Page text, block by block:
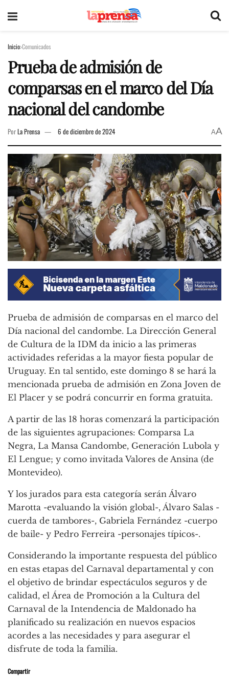
Inicio Comunicados
Prueba de admisión de
comparsas en el marco del Día
nacional del candombe
PorLa Prensa 6 de diciembre de 2024 AA
Prueba de admisión de comparsas en el marco del
Día nacional del candombe. La Dirección General
de Cultura de la IDM da inicio a las primeras
actividades referidas a la mayor fiesta popular de
Uruguay. En tal sentido, este domingo 8 se hará la
mencionada prueba de admisión en Zona Joven de
El Placer y se podrá concurrir en forma gratuita.
A partir de las 18 horas comenzará la participación
de las siguientes agrupaciones: Comparsa La
Negra, La Mansa Candombe, Generación Lubola y
El Lengue; y como invitada Valores de Ansina (de
Montevideo).
Y los jurados para esta categoría serán Álvaro
Marotta -evaluando la visión global-, Álvaro Salas -
cuerda de tambores-, Gabriela Fernández -cuerpo
de baile- y Pedro Ferreira -personajes típicos-.
Considerando la importante respuesta del público
en estas etapas del Carnaval departamental y con
el objetivo de brindar espectáculos seguros y de
calidad, el Área de Promoción a la Cultura del
Carnaval de la Intendencia de Maldonado ha
planificado su realización en nuevos espacios
acordes a las necesidades y para asegurar el
disfrute de toda la familia.
Compartir